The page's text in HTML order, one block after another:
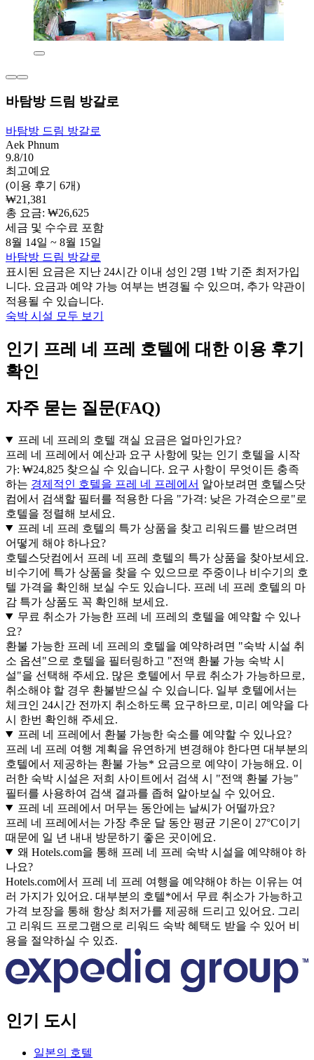
바탐방 드림 방갈로
바탐방 드림 방갈로
Aek Phnum
9.8/10
최고예요
(이용 후기 6개)
₩21,381
총 요금: ₩26,625
세금 및 수수료 포함
8월 14일 ~ 8월 15일
바탐방 드림 방갈로
표시된 요금은 지난 24시간 이내 성인 2명 1박 기준 최저가입
니다. 요금과 예약 가능 여부는 변경될 수 있으며, 추가 약관이
적용될 수 있습니다.
숙박 시설 모두 보기
인기 프레 네 프레 호텔에 대한 이용 후기
확인
자주 묻는 질문(FAQ)
프레 네 프레의 호텔 객실 요금은 얼마인가요?
프레 네 프레에서 예산과 요구 사항에 맞는 인기 호텔을 시작
가: ₩24,825 찾으실 수 있습니다. 요구 사항이 무엇이든 충족
하는 경제적인 호텔을 프레 네 프레에서 알아보려면 호텔스닷
컴에서 검색할 필터를 적용한 다음 "가격: 낮은 가격순으로"로
호텔을 정렬해 보세요.
프레 네 프레 호텔의 특가 상품을 찾고 리워드를 받으려면
어떻게 해야 하나요?
호텔스닷컴에서 프레 네 프레 호텔의 특가 상품을 찾아보세요.
비수기에 특가 상품을 찾을 수 있으므로 주중이나 비수기의 호
텔 가격을 확인해 보실 수도 있습니다. 프레 네 프레 호텔의 마
감 특가 상품도 꼭 확인해 보세요.
무료 취소가 가능한 프레 네 프레의 호텔을 예약할 수 있나
요?
환불 가능한 프레 네 프레의 호텔을 예약하려면 "숙박 시설 취
소 옵션"으로 호텔을 필터링하고 "전액 환불 가능 숙박 시
설"을 선택해 주세요. 많은 호텔에서 무료 취소가 가능하므로,
취소해야 할 경우 환불받으실 수 있습니다. 일부 호텔에서는
체크인 24시간 전까지 취소하도록 요구하므로, 미리 예약을 다
시 한번 확인해 주세요.
프레 네 프레에서 환불 가능한 숙소를 예약할 수 있나요?
프레 네 프레 여행 계획을 유연하게 변경해야 한다면 대부분의
호텔에서 제공하는 환불 가능* 요금으로 예약이 가능해요. 이
러한 숙박 시설은 저희 사이트에서 검색 시 "전액 환불 가능"
필터를 사용하여 검색 결과를 좁혀 알아보실 수 있어요.
프레 네 프레에서 머무는 동안에는 날씨가 어떨까요?
프레 네 프레에서는 가장 추운 달 동안 평균 기온이 27°C이기
때문에 일 년 내내 방문하기 좋은 곳이에요.
왜 Hotels.com을 통해 프레 네 프레 숙박 시설을 예약해야 하
나요?
Hotels.com에서 프레 네 프레 여행을 예약해야 하는 이유는 여
러 가지가 있어요. 대부분의 호텔*에서 무료 취소가 가능하고
가격 보장을 통해 항상 최저가를 제공해 드리고 있어요. 그리
고 리워드 프로그램으로 리워드 숙박 혜택도 받을 수 있어 비
용을 절약하실 수 있죠.
인기 도시
일본의 호텔